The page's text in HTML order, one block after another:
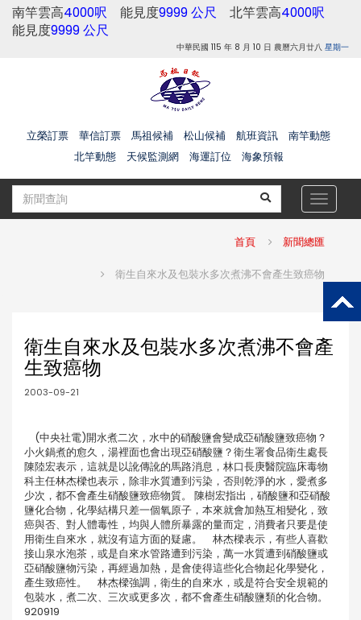
南竿雲高4000呎 能見度9999 公尺 北竿雲高4000呎
能見度9999 公尺
中華民國 115 年 8 月 10 日 農曆六月廿八 星期一
立榮訂票 華信訂票 馬祖候補 松山候補 航班資訊
南竿動態
北竿動態
天候監測網 海運訂位 海象預報
Toggle
首頁 新聞總匯
衛生自來水及包裝水多次煮沸不會產生致癌物
衛生自來水及包裝水多次煮沸不會產
生致癌物
2003-09-21
(中央社電)開水煮二次，水中的硝酸鹽會變成亞硝酸鹽致癌物？
小火鍋煮的愈久，湯裡面也會出現亞硝酸鹽？衛生署食品衛生處長
陳陸宏表示，這就是以訛傳訛的馬路消息，林口長庚醫院臨床毒物
科主任林杰樑也表示，除非水質遭到污染，否則乾淨的水，愛煮多
少次，都不會產生硝酸鹽致癌物質。 陳樹宏指出，硝酸鹽和亞硝酸
鹽化合物，化學結構只差一個氧原子，本來就會加熱互相變化，致
癌與否、對人體毒性，均與人體所暴露的量而定，消費者只要是使
用衛生自來水，就沒有這方面的疑慮。 林杰樑表示，有些人喜歡
接山泉水泡茶，或是自來水管路遭到污染，萬一水質遭到硝酸鹽或
亞硝酸鹽物污染，再經過加熱，是會使得這些化合物起化學變化，
產生致癌性。 林杰樑強調，衛生的自來水，或是符合安全規範的
包裝水，煮二次、三次或更多次，都不會產生硝酸鹽類的化合物。
920919